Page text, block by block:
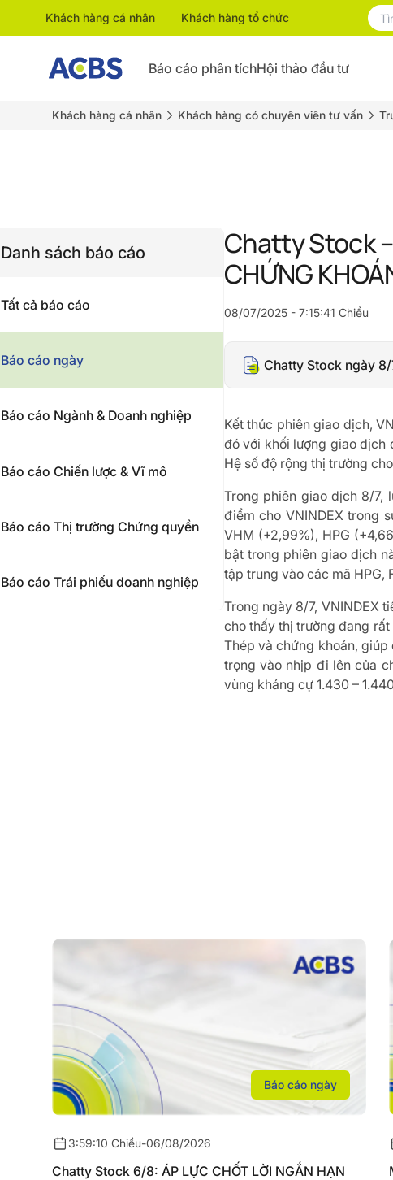
Khách hàng cá nhân Khách hàng tổ chức
Báo cáo phân tíchHội thảo đầu tư
Khách hàng cá nhân Khách hàng có chuyên viên tư vấn
Danh sách báo cáo
Tất cả báo cáo
Báo cáo ngày
Báo cáo Ngành & Doanh nghiệp
Báo cáo Chiến lược & Vĩ mô
Báo cáo Thị trường Chứng quyền
Báo cáo Trái phiếu doanh nghiệp
Chatty Stock –
CHỨNG
08/07/2025 - 7:15:41 Chiều
Chatty Stock ngày
Kết thúc phiên giao dịch,
đó với khối lượng giao dịch
Hệ số độ rộng thị trường
Trong phiên giao dịch 8/7,
điểm cho VNINDEX trong
VHM (+2,99%), HPG
bật trong phiên giao dịch
tập trung vào các mã HPG,
Trong ngày 8/7, VNINDEX
cho thấy thị trường đang
Thép và chứng khoán,
trọng vào nhịp đi lên của
vùng kháng cự 1.430 –
Báo cáo ngày
3:59:10 Chiều-06/08/2026
Chatty Stock 6/8: ÁP LỰC CHỐT LỜI NGẮN HẠN